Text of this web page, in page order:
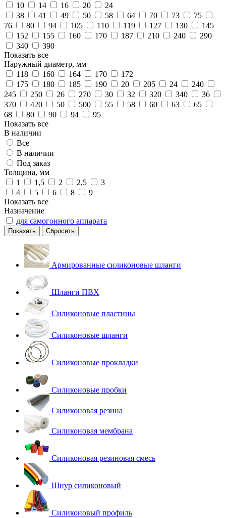
10
14 16 20
24
38
41 49 50 58 64 70 73
75
76
80 94 105 110 119 127 130
145
152
155 160 170 187 210 240
290
340
390
Показать все
Наружный диаметр, мм
118
160 164 170
172
175
180 185 190 20 205 24
240
245
250 26 270 30 32 320 340
36
370
420 50 500 55 58 60 63
65
68
80 90 94
95
Показать все
В наличии
Все
В наличии
Под заказ
Толщина, мм
1
1,5 2 2,5
3
4
5 6 8
9
Показать все
Назначение
для самогонного аппарата
Сбросить
Армированные силиконовые шланги
Шланги ПВХ
Силиконовые пластины
Силиконовые шланги
Силиконовые прокладки
Силиконовые пробки
Силиконовая резина
Силиконовая мембрана
Силиконовая резиновая смесь
Шнур силиконовый
Силиконовый профиль